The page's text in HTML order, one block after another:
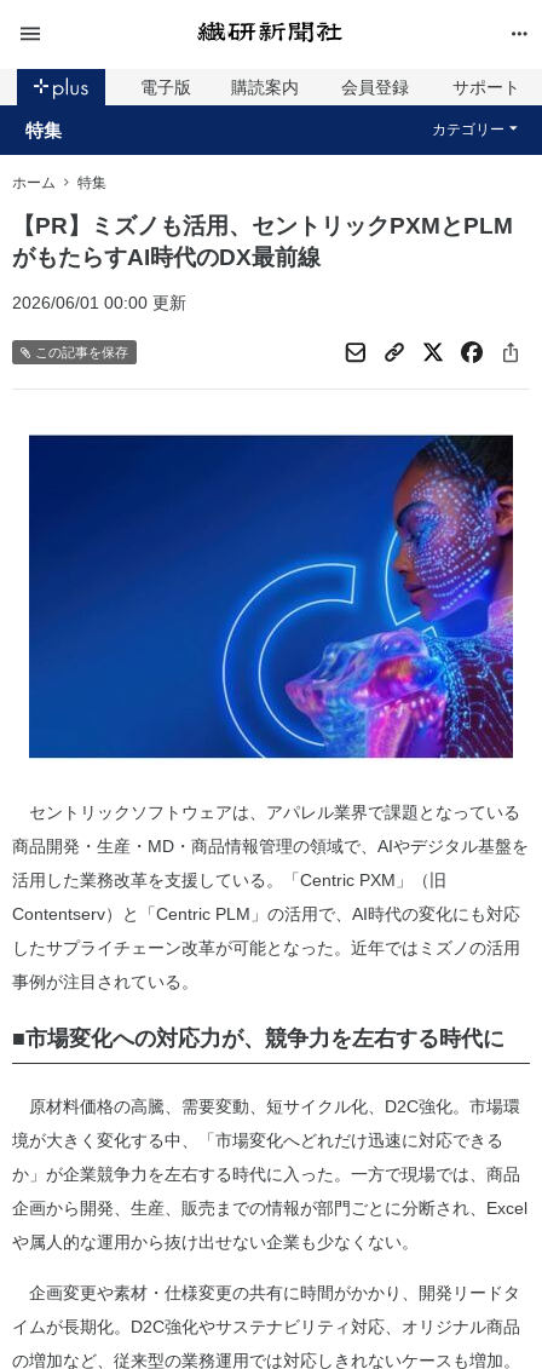
電子版 購読案内 会員登録 サポート
特集 カテゴリー
ホーム 特集
【PR】ミズノも活用、セントリックPXMとPLM
がもたらすAI時代のDX最前線
2026/06/01 00:00 更新
この記事を保存
セントリックソフトウェアは、アパレル業界で課題となっている
商品開発・生産・MD・商品情報管理の領域で、AIやデジタル基盤を
活用した業務改革を支援している。「Centric PXM」（旧
Contentserv）と「Centric PLM」の活用で、AI時代の変化にも対応
したサプライチェーン改革が可能となった。近年ではミズノの活用
事例が注目されている。
■市場変化への対応力が、競争力を左右する時代に
原材料価格の高騰、需要変動、短サイクル化、D2C強化。市場環
境が大きく変化する中、「市場変化へどれだけ迅速に対応できる
か」が企業競争力を左右する時代に入った。一方で現場では、商品
企画から開発、生産、販売までの情報が部門ごとに分断され、Excel
や属人的な運用から抜け出せない企業も少なくない。
企画変更や素材・仕様変更の共有に時間がかかり、開発リードタ
イムが長期化。D2C強化やサステナビリティ対応、オリジナル商品
の増加など、従来型の業務運用では対応しきれないケースも増加。